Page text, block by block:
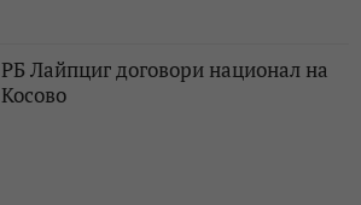
РБ Лайпциг договори национал на
Косово